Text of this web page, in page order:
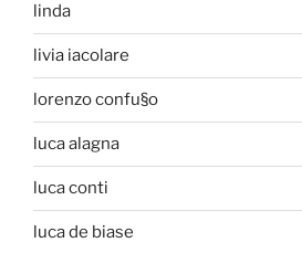
linda
livia iacolare
lorenzo confu§o
luca alagna
luca conti
luca de biase